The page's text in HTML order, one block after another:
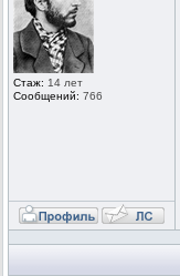
Стаж: 14 лет
Сообщений: 766